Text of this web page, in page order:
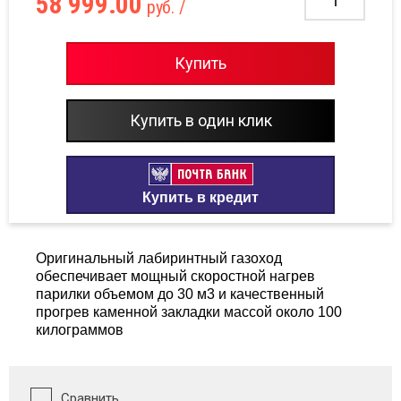
бани
Уличные
комплексы (детские площадки)
руб. /
Купить
Купить в один клик
Купить в кредит
Оригинальный лабиринтный газоход
обеспечивает мощный скоростной нагрев
парилки объемом до 30 м3 и качественный
прогрев каменной закладки массой около 100
килограммов